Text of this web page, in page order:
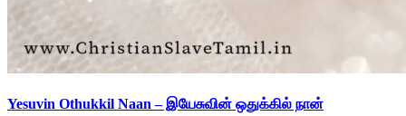
Yesuvin Othukkil Naan – இயேசுவின் ஒதுக்கில் நான்